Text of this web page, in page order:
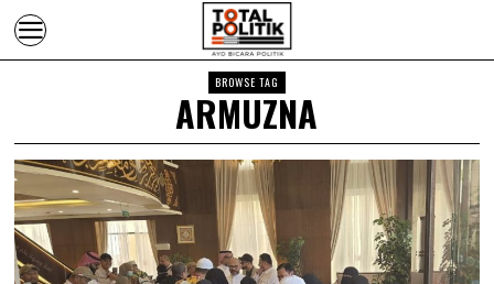
BROWSE TAG
ARMUZNA